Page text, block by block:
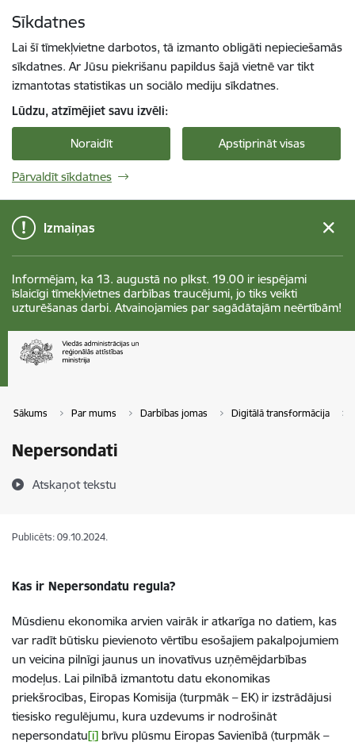
Sīkdatnes
Lai šī tīmekļvietne darbotos, tā izmanto obligāti nepieciešamās
sīkdatnes. Ar Jūsu piekrišanu papildus šajā vietnē var tikt
izmantotas statistikas un sociālo mediju sīkdatnes.
Lūdzu, atzīmējiet savu izvēli:
Noraidīt Apstiprināt visas
Pārvaldīt sīkdatnes
Izmaiņas
Informējam, ka 13. augustā no plkst. 19.00 ir iespējami
īslaicīgi tīmekļvietnes darbības traucējumi, jo tiks veikti
uzturēšanas darbi. Atvainojamies par sagādātajām neērtībām!
Sākums Par mums Darbības jomas Digitālā transformācija
Nepersondati
Atskaņot tekstu
Publicēts: 09.10.2024.
Kas ir Nepersondatu regula?
Mūsdienu ekonomika arvien vairāk ir atkarīga no datiem, kas
var radīt būtisku pievienoto vērtību esošajiem pakalpojumiem
un veicina pilnīgi jaunus un inovatīvus uzņēmējdarbības
modeļus. Lai pilnībā izmantotu datu ekonomikas
priekšrocības, Eiropas Komisija (turpmāk – EK) ir izstrādājusi
tiesisko regulējumu, kura uzdevums ir nodrošināt
nepersondatu[i] brīvu plūsmu Eiropas Savienībā (turpmāk –